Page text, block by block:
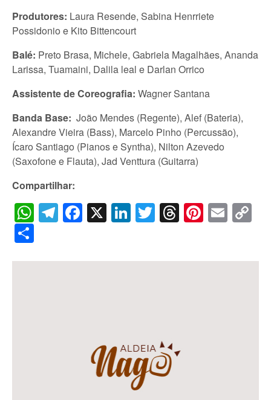
Produtores: Laura Resende, Sabina Henrriete
Possidonio e Kito Bittencourt
Balé: Preto Brasa, Michele, Gabriela Magalhães, Ananda
Larissa, Tuamaini, Dalila leal e Darlan Orrico
Assistente de Coreografia: Wagner Santana
Banda Base: João Mendes (Regente), Alef (Bateria),
Alexandre Vieira (Bass), Marcelo Pinho (Percussão),
Ícaro Santiago (Pianos e Syntha), Nilton Azevedo
(Saxofone e Flauta), Jad Venttura (Guitarra)
Compartilhar:
WhatsApp
Telegram
Facebook
X LinkedIn
Twitter
Threads